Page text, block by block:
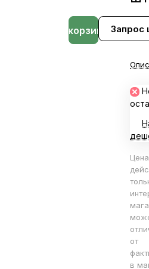
Запрос
В корзине
Цена
от
в